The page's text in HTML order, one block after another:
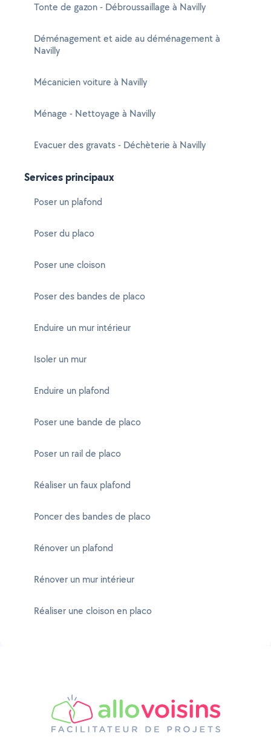
Tonte de gazon - Débroussaillage à Navilly
Déménagement et aide au déménagement à
Navilly
Mécanicien voiture à Navilly
Ménage - Nettoyage à Navilly
Evacuer des gravats - Déchèterie à Navilly
Services principaux
Poser un plafond
Poser du placo
Poser une cloison
Poser des bandes de placo
Enduire un mur intérieur
Isoler un mur
Enduire un plafond
Poser une bande de placo
Poser un rail de placo
Réaliser un faux plafond
Poncer des bandes de placo
Rénover un plafond
Rénover un mur intérieur
Réaliser une cloison en placo